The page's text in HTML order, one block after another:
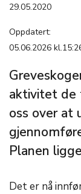
29.05.2020
Oppdatert:
05.06.2026
aktivitet de
oss over at
Planen
Det er nå